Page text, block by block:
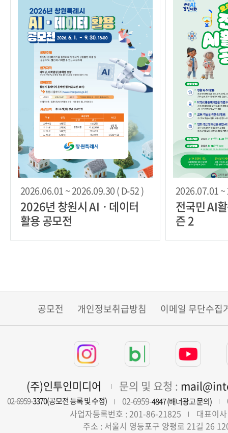
2026.06.01 ~ 2026.09.30 ( D-52 )
2026년 창원시 AIㆍ데이터
활용 공모전
2026.07.01 ~
전국민 AI
즌 2
공모전 개인정보취급방침 이메일 무단수집
(주)인투인미디어 문의 및 요청 :
02-6959-3370(공모전 등록 및 수정) 02-6959-4847 (배너광고 문의)
사업자등록번호 : 201-86-21825
대표이
주소 : 서울시 영등포구 양평로 21길 26